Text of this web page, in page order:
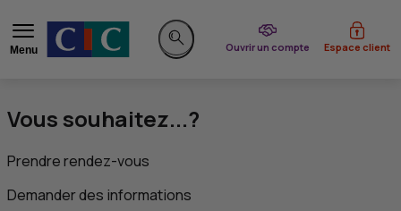
Menu
Rechercher sur le site
Ouvrir un compte
du CIC Espace client
Vous souhaitez...?
Prendre rendez-vous
Demander des informations